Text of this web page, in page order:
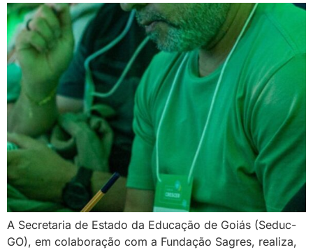
A Secretaria de Estado da Educação de Goiás (Seduc-
GO), em colaboração com a Fundação Sagres, realiza,